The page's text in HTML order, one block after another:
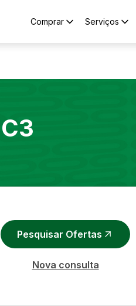
Comprar Serviços
C3
Pesquisar Ofertas
Nova consulta